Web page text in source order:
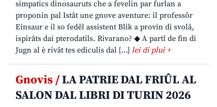
simpatics dinosauruts che a fevelin par furlan a
proponin pal Istât une gnove aventure: il professôr
Einsaur e il so fedêl assistent Blik a provin di svolâ,
ispirâts dai pterodatils. Rivarano? ◆ A partî de fin di
Jugn al è rivât tes ediculis dal […] lei di plui +
Gnovis /LA PATRIE DAL FRIÛL AL
SALON DAL LIBRI DI TURIN 2026